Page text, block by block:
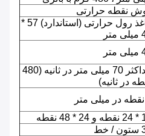
نقطه حرارتی
کاغذ رول حرارتی (استاندارد) 57 *
حداکثر 70 میلی متر در ثانیه (480
در ثانیه)